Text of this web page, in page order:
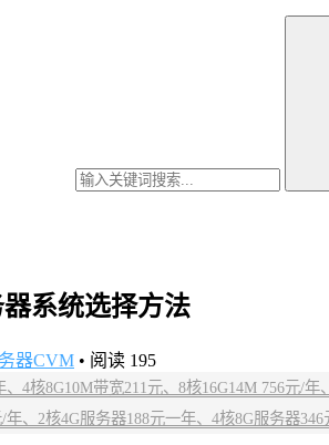
系统选择方法
器CVM • 阅读 195
4核8G10M带宽211元、8核16G14M 756元/年
、2核4G服务器188元一年、4核8G服务器346